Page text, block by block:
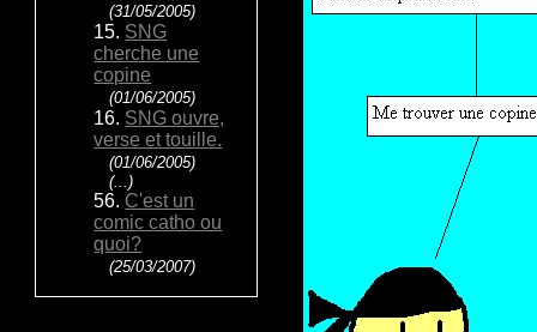
(31/05/2005)
15. SNG
cherche une
copine
(01/06/2005)
16. SNG ouvre,
verse et touille.
(01/06/2005)
(...)
56. C'est un
comic catho ou
quoi?
(25/03/2007)